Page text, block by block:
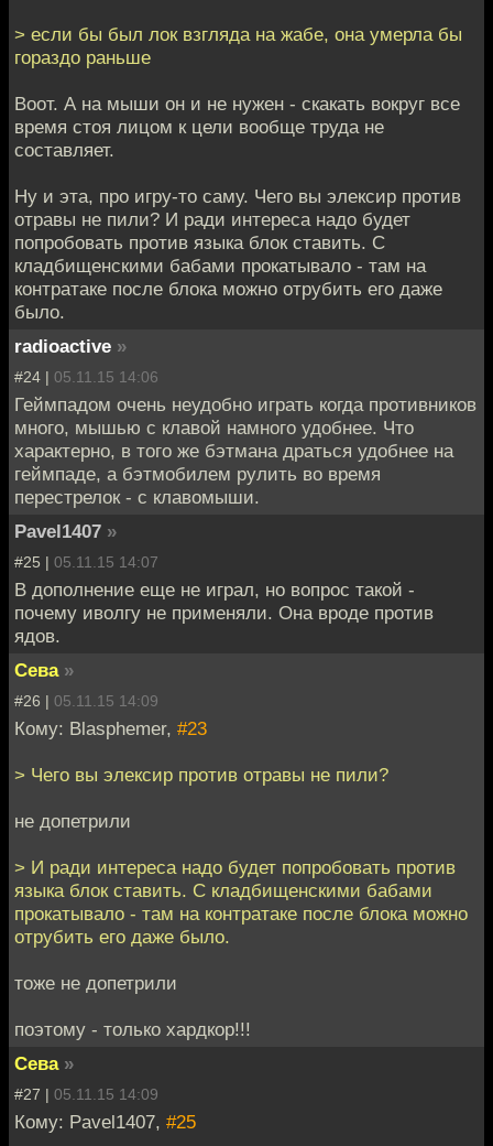
> если бы был лок взгляда на жабе, она умерла бы
гораздо раньше
Воот. А на мыши он и не нужен - скакать вокруг все
время стоя лицом к цели вообще труда не
составляет.
Ну и эта, про игру-то саму. Чего вы элексир против
отравы не пили? И ради интереса надо будет
попробовать против языка блок ставить. С
кладбищенскими бабами прокатывало - там на
контратаке после блока можно отрубить его даже
было.
radioactive »
#24 | 05.11.15 14:06
Геймпадом очень неудобно играть когда противников
много, мышью с клавой намного удобнее. Что
характерно, в того же бэтмана драться удобнее на
геймпаде, а бэтмобилем рулить во время
перестрелок - с клавомыши.
Pavel1407 »
#25 | 05.11.15 14:07
В дополнение еще не играл, но вопрос такой -
почему иволгу не применяли. Она вроде против
ядов.
Сева »
#26 | 05.11.15 14:09
Кому: Blasphemer, #23
> Чего вы элексир против отравы не пили?
не допетрили
> И ради интереса надо будет попробовать против
языка блок ставить. С кладбищенскими бабами
прокатывало - там на контратаке после блока можно
отрубить его даже было.
тоже не допетрили
поэтому - только хардкор!!!
Сева »
#27 | 05.11.15 14:09
Кому: Pavel1407, #25